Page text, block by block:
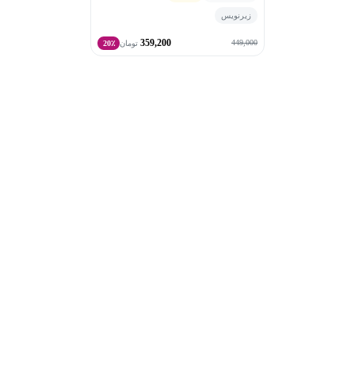
زیرنویس
449,000
359,200 تومان 20٪